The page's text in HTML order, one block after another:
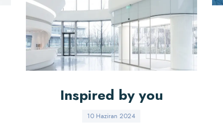
Inspired by you
10 Haziran 2024